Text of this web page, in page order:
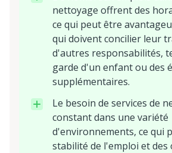
nettoyage offrent des
ce qui peut être
qui doivent concilier leur
d'autres responsabilités,
garde d'un enfant ou des
supplémentaires.
Le besoin de services de
constant dans une variété
d'environnements, ce qui
stabilité de l'emploi et